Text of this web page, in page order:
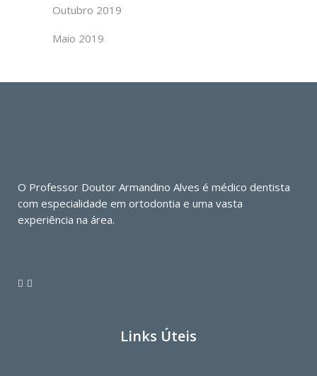
Outubro 2019
Maio 2019
O Professor Doutor Armandino Alves é médico dentista
com especialidade em ortodontia e uma vasta
experiência na área.
Links Úteis